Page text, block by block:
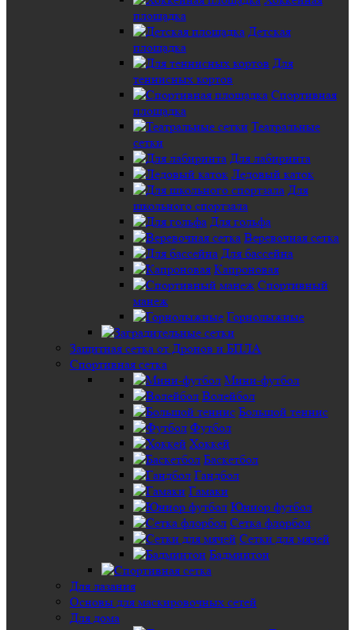
площадка
Детская
площадка
Для
теннисных кортов
Спортивная
площадка
Театральные
сетки
Для лабиринта
Ледовый каток
Для
школьного спортзала
Для гольфа
Веревочная сетка
Для бассейна
Капроновая
Спортивный
манеж
Горнолыжные
Защитная сетка от Дронов и БПЛА
Спортивная сетка
Мини-футбол
Волейбол
Большой теннис
Футбол
Хоккей
Баскетбол
Гандбол
Гамаки
Юниор футбол
Сетка флорбол
Сетки для мячей
Бадминтон
Для лазания
Основы для маскировочных сетей
Для дома